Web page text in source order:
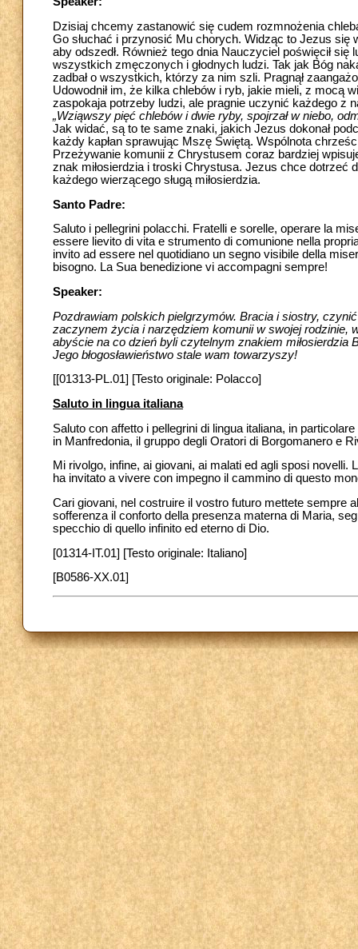
Dzisiaj chcemy zastanowić się cudem rozmnożenia
Go słuchać i przynosić Mu chorych. Widząc to Jezus
aby odszedł. Również tego dnia Nauczyciel poświęcił
wszystkich zmęczonych i głodnych ludzi. Tak jak Bóg
zadbał o wszystkich, którzy za nim szli. Pragnął
Udowodnił im, że kilka chlebów i ryb, jakie mieli, z mocą
zaspokaja potrzeby ludzi, ale pragnie uczynić każdego z
„Wziąwszy pięć chlebów i dwie ryby, spojrzał w niebo,
Jak widać, są to te same znaki, jakich Jezus dokonał
każdy kapłan sprawując Mszę Świętą. Wspólnota
Przeżywanie komunii z Chrystusem coraz bardziej
znak miłosierdzia i troski Chrystusa. Jezus chce
każdego wierzącego sługą miłosierdzia.
Santo Padre:
Saluto i pellegrini polacchi. Fratelli e sorelle, operare la
essere lievito di vita e strumento di comunione nella
invito ad essere nel quotidiano un segno visibile della
bisogno. La Sua benedizione vi accompagni sempre!
Speaker:
Pozdrawiam polskich pielgrzymów. Bracia i siostry,
zaczynem życia i narzędziem komunii w swojej rodzinie,
abyście na co dzień byli czytelnym znakiem
Jego błogosławieństwo stale wam towarzyszy!
[[01313-PL.01] [Testo originale: Polacco]
Saluto in lingua italiana
Saluto con affetto i pellegrini di lingua italiana, in
in Manfredonia, il gruppo degli Oratori di Borgomanero e
Mi rivolgo, infine, ai giovani, ai malati ed agli sposi novelli.
ha invitato a vivere con impegno il cammino di questo
Cari giovani, nel costruire il vostro futuro mettete sempre
sofferenza il conforto della presenza materna di Maria,
specchio di quello infinito ed eterno di Dio.
[01314-IT.01] [Testo originale: Italiano]
[B0586-XX.01]